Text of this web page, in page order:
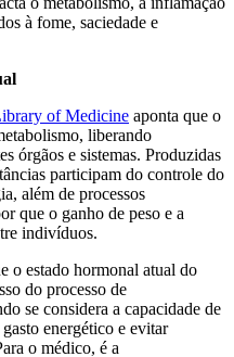
à fome, saciedade e
of Medicine aponta que o
liberando
órgãos e sistemas. Produzidas
participam do controle do
além de processos
que o ganho de peso e a
indivíduos.
o estado hormonal atual do
do processo de
se considera a capacidade de
energético e evitar
o médico, é a